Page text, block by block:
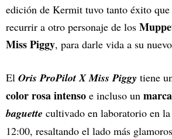
edición de Kermit tuvo tanto éxito
recurrir a otro personaje de los
Miss Piggy, para darle vida a su
El Oris ProPilot X Miss Piggy tiene
color rosa intenso e incluso un
baguette cultivado en laboratorio en
12:00, resaltando el lado más